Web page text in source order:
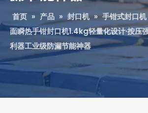
首页 » 产品 » 封口机 » 手钳式封口机
面瞬热手钳封口机1.4kg轻量化设计·按压
利器工业级防漏节能神器‌